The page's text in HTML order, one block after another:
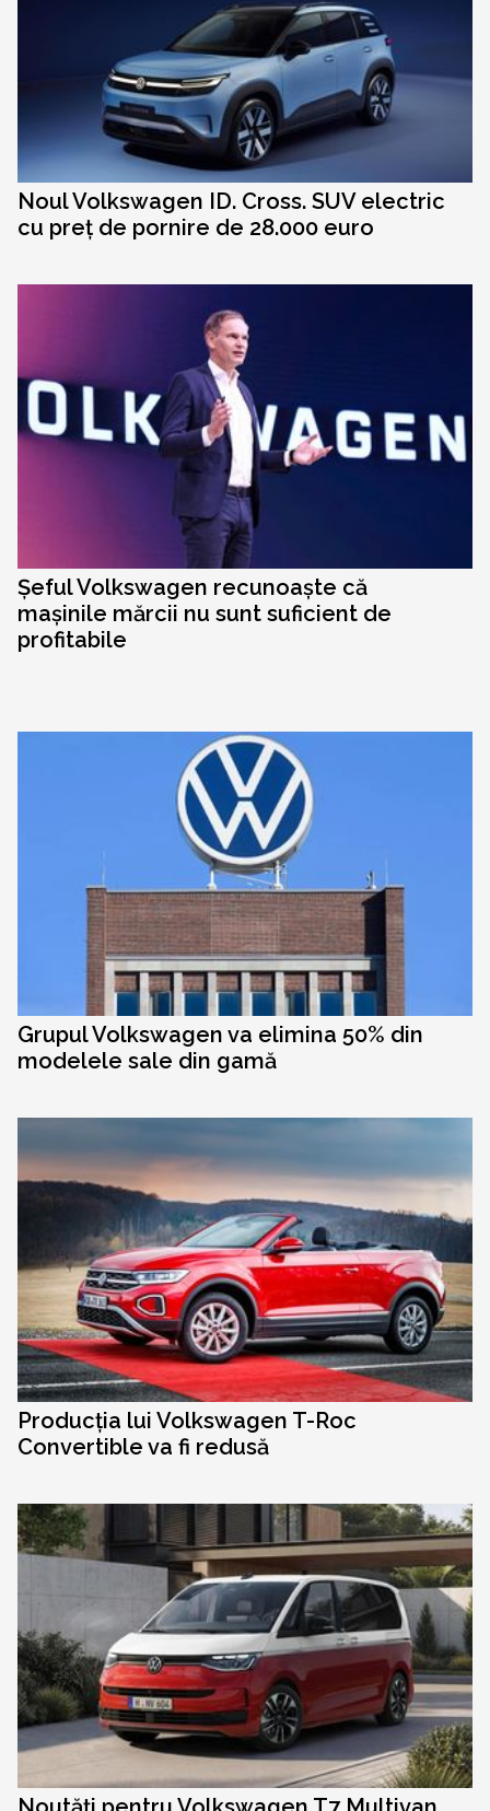
Noul Volkswagen ID. Cross. SUV electric
cu preț de pornire de 28.000 euro
Șeful Volkswagen recunoaște că
mașinile mărcii nu sunt suficient de
profitabile
Grupul Volkswagen va elimina 50% din
modelele sale din gamă
Producția lui Volkswagen T-Roc
Convertible va fi redusă